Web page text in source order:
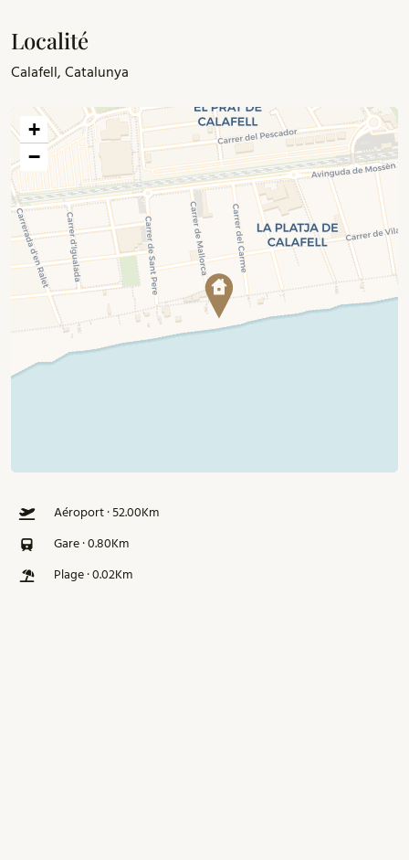
Localité
Calafell, Catalunya
+
−
Aéroport · 52.00Km
Gare · 0.80Km
Plage · 0.02Km